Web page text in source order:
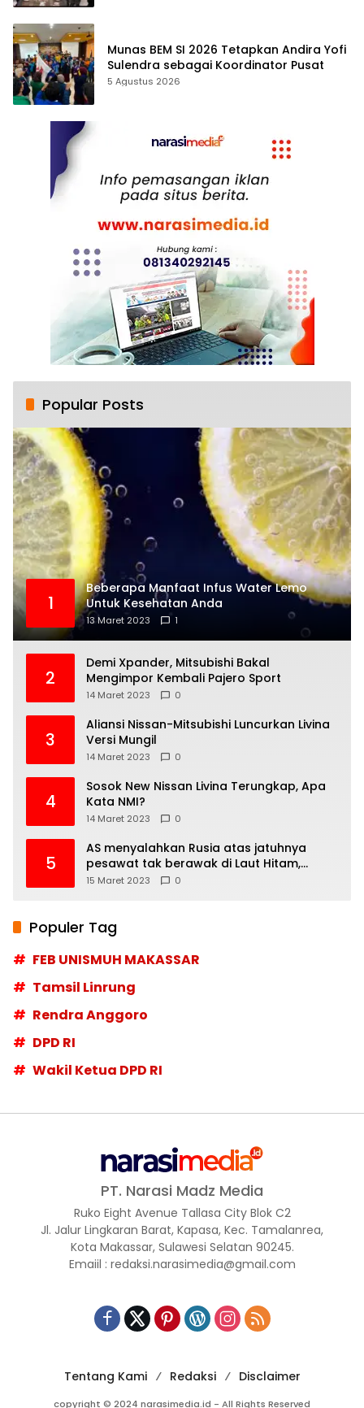
Munas BEM SI 2026 Tetapkan Andira Yofi
Sulendra sebagai Koordinator Pusat
5 Agustus 2026
Popular Posts
1
Beberapa Manfaat Infus Water Lemo
Untuk Kesehatan Anda
13 Maret 2023 1
2
Demi Xpander, Mitsubishi Bakal
Mengimpor Kembali Pajero Sport
14 Maret 2023 0
3
Aliansi Nissan-Mitsubishi Luncurkan Livina
Versi Mungil
14 Maret 2023 0
4
Sosok New Nissan Livina Terungkap, Apa
Kata NMI?
14 Maret 2023 0
5
AS menyalahkan Rusia atas jatuhnya
pesawat tak berawak di Laut Hitam,
Moskow menyangkal
15 Maret 2023 0
Populer Tag
FEB UNISMUH MAKASSAR
Tamsil Linrung
Rendra Anggoro
DPD RI
Wakil Ketua DPD RI
PT. Narasi Madz Media
Ruko Eight Avenue Tallasa City Blok C2
Jl. Jalur Lingkaran Barat, Kapasa, Kec. Tamalanrea,
Kota Makassar, Sulawesi Selatan 90245.
Emaiil : redaksi.narasimedia@gmail.com
Tentang Kami Redaksi Disclaimer
copyright © 2024 narasimedia.id - All Rights Reserved